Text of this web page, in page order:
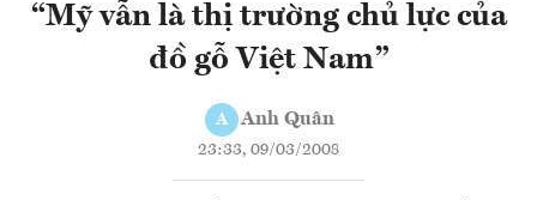
“Mỹ vẫn là thị trường chủ lực của
đồ gỗ Việt Nam”
A Anh Quân
23:33, 09/03/2008